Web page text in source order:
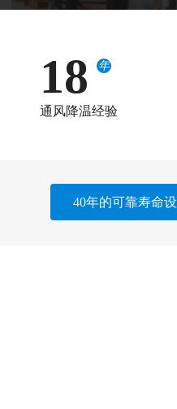
18 年
通风降温经验
40年的可靠寿命